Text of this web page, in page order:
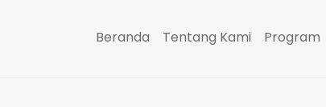
Beranda Tentang Kami Program